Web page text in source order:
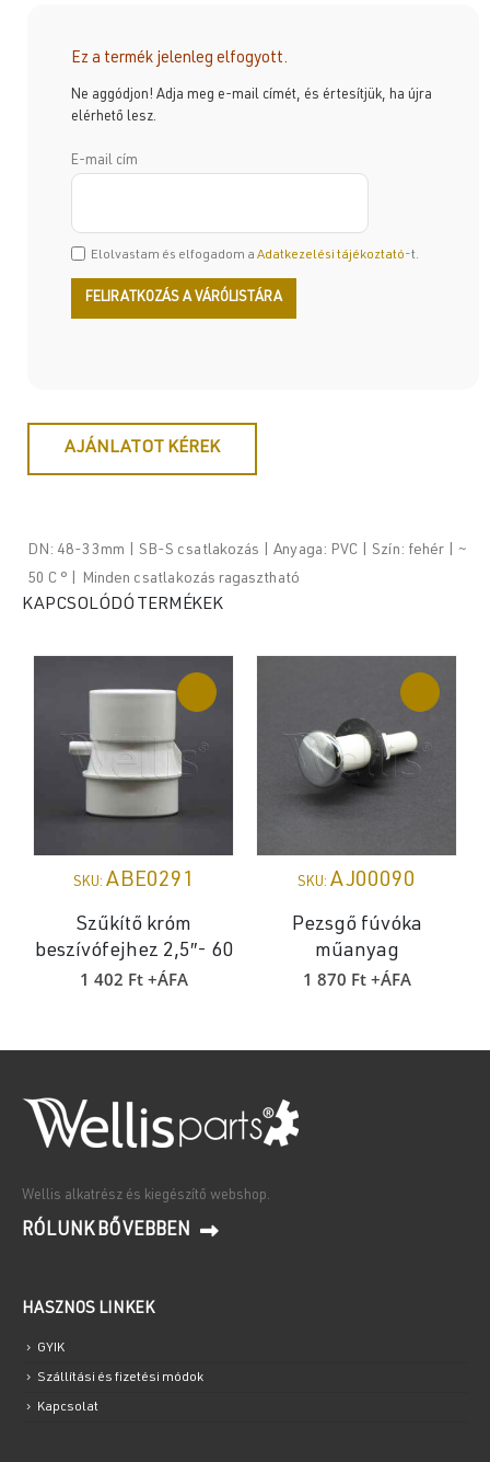
Ez a termék jelenleg elfogyott.
Ne aggódjon! Adja meg e-mail címét, és értesítjük, ha újra
elérhető lesz.
E-mail cím
Elolvastam és elfogadom a Adatkezelési tájékoztató-t.
AJÁNLATOT KÉREK
DN: 48-33mm | SB-S csatlakozás | Anyaga: PVC | Szín: fehér | ~
50 C ° | Minden csatlakozás ragasztható
KAPCSOLÓDÓ TERMÉKEK
SKU: ABE0291
Szűkítő króm
beszívófejhez 2,5″- 60
1 402 Ft+ÁFA
SKU: AJ00090
Pezsgő fúvóka
műanyag
1 870 Ft+ÁFA
Wellis alkatrész és kiegészítő webshop.
RÓLUNK BŐVEBBEN
HASZNOS LINKEK
GYIK
Szállítási és fizetési módok
Kapcsolat